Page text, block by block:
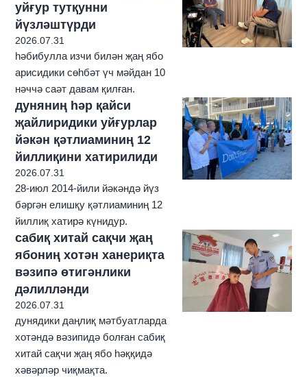
уйғур тутқунни
йүзләштүрди
2026.07.31
һәбибулла изчи билән җаң ябо
арисидики сөһбәт үч мәйдан 10
нәччә саәт давам қилған.
дуняниң һәр қайси
җайлиридики уйғурлар
йәкән қәтлиаминиң 12
йиллиқини хатирилиди
2026.07.31
28-июл 2014-йили йәкәндә йүз
бәргән елишқу қәтлиаминиң 12
йиллиқ хатирә күнидур.
сабиқ хитай сақчи җаң
ябониң хотән ханериқта
вәзипә өтигәнлики
дәлилләнди
2026.07.31
дунядики даңлиқ мәтбуатларда
хотәндә вәзипидә болған сабиқ
хитай сақчи җаң ябо һәққидә
хәвәрләр чиқмақта.